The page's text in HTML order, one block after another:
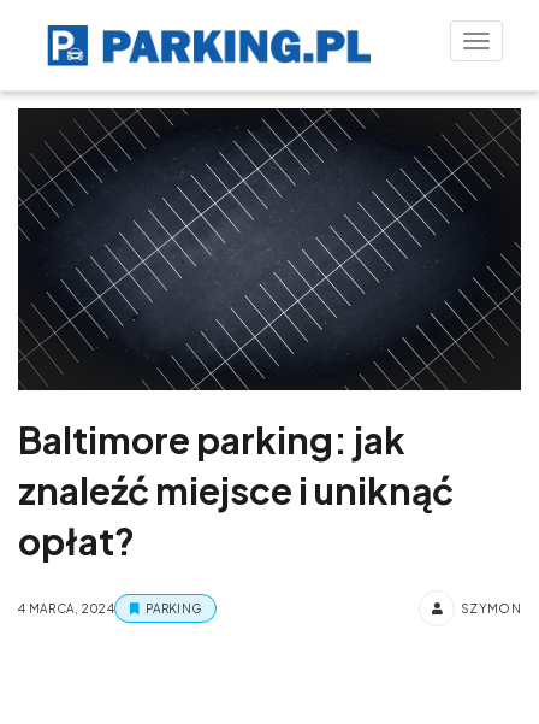
Toggle
Baltimore parking: jak
znaleźć miejsce i uniknąć
opłat?
4 MARCA, 2024 PARKING SZYMON